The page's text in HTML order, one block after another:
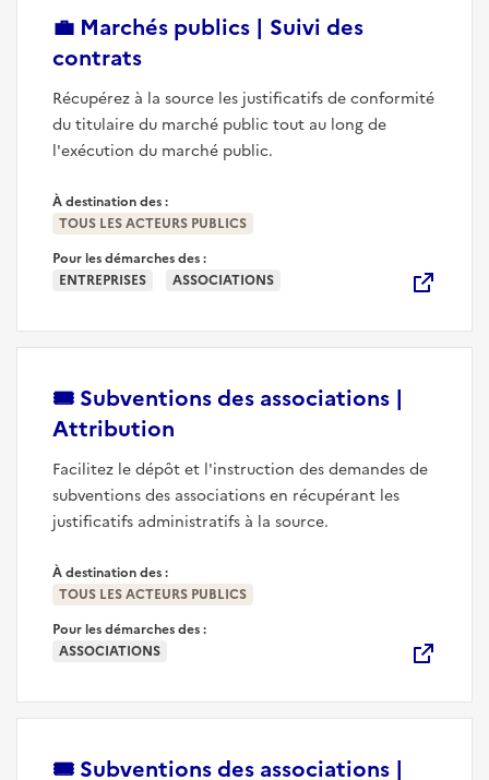
💼 Marchés publics | Suivi des
contrats(nouvelle fenêtre)
Récupérez à la source les justificatifs de conformité
du titulaire du marché public tout au long de
l'exécution du marché public.
À destination des :
TOUS LES ACTEURS PUBLICS
Pour les démarches des :
ENTREPRISES
ASSOCIATIONS
🎟️ Subventions des associations |
Attribution
Facilitez le dépôt et l'instruction des demandes de
subventions des associations en récupérant les
justificatifs administratifs à la source.
À destination des :
TOUS LES ACTEURS PUBLICS
Pour les démarches des :
ASSOCIATIONS
🎟️ Subventions des associations |